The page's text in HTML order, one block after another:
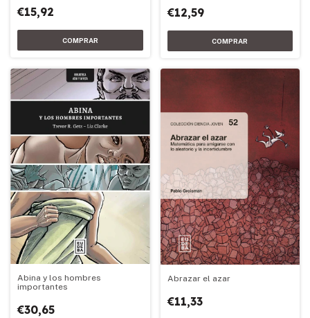
€15,92 €12,59
Abina y los hombres
importantes
€30,65
Abrazar el azar
€11,33